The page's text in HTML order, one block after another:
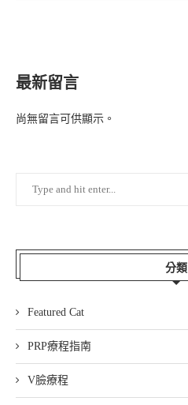
最新留言
尚無留言可供顯示。
分類
Featured Cat
PRP療程指南
V臉療程